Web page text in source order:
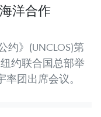
洋合作
约》(UNCLOS)第
纽约联合国总部举
团出席会议。